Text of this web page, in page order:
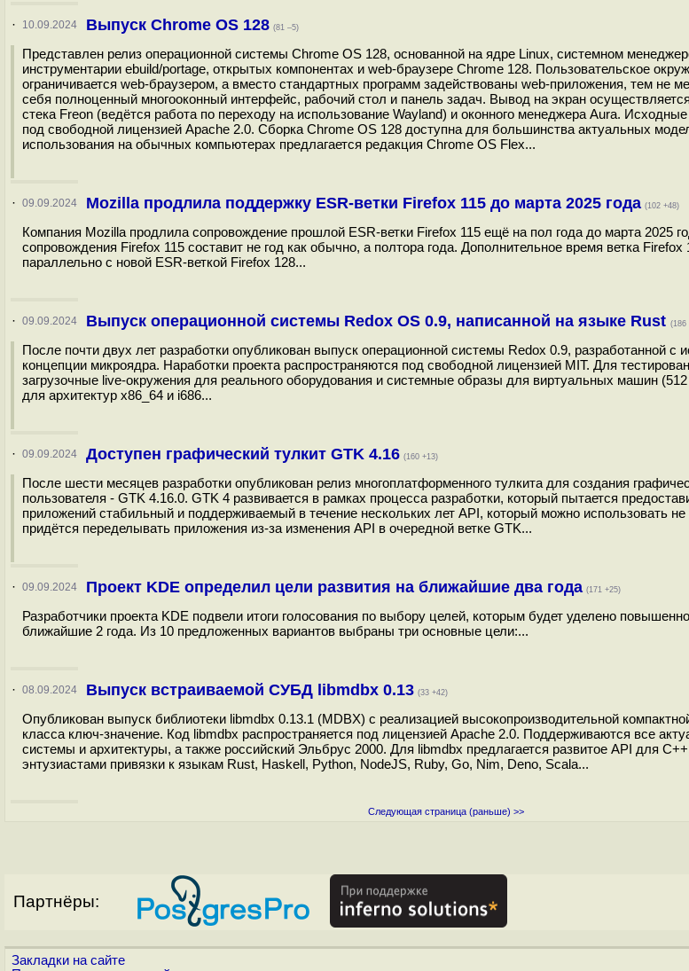
· 10.09.2024 Выпуск Chrome OS 128 (81 –5)
Представлен релиз операционной системы Chrome OS 128, основанной на ядре Linux, системном
инструментарии ebuild/portage, открытых компонентах и web-браузере Chrome 128. Пользовательское
ограничивается web-браузером, а вместо стандартных программ задействованы web-приложения, тем не
себя полноценный многооконный интерфейс, рабочий стол и панель задач. Вывод на экран
стека Freon (ведётся работа по переходу на использование Wayland) и оконного менеджера Aura.
под свободной лицензией Apache 2.0. Сборка Chrome OS 128 доступна для большинства актуальных
использования на обычных компьютерах предлагается редакция Chrome OS Flex...
· 09.09.2024 Mozilla продлила поддержку ESR-ветки Firefox 115 до марта 2025 года (102 +48)
Компания Mozilla продлила сопровождение прошлой ESR-ветки Firefox 115 ещё на пол года до марта 2025
сопровождения Firefox 115 составит не год как обычно, а полтора года. Дополнительное время ветка Firefox
параллельно с новой ESR-веткой Firefox 128...
· 09.09.2024 Выпуск операционной системы Redox OS 0.9, написанной на языке Rust (186
После почти двух лет разработки опубликован выпуск операционной системы Redox 0.9, разработанной с
концепции микроядра. Наработки проекта распространяются под свободной лицензией MIT. Для
загрузочные live-окружения для реального оборудования и системные образы для виртуальных машин
для архитектур x86_64 и i686...
· 09.09.2024 Доступен графический тулкит GTK 4.16 (160 +13)
После шести месяцев разработки опубликован релиз многоплатформенного тулкита для создания
пользователя - GTK 4.16.0. GTK 4 развивается в рамках процесса разработки, который пытается
приложений стабильный и поддерживаемый в течение нескольких лет API, который можно использовать
придётся переделывать приложения из-за изменения API в очередной ветке GTK...
· 09.09.2024 Проект KDE определил цели развития на ближайшие два года (171 +25)
Разработчики проекта KDE подвели итоги голосования по выбору целей, которым будет уделено
ближайшие 2 года. Из 10 предложенных вариантов выбраны три основные цели:...
· 08.09.2024 Выпуск встраиваемой СУБД libmdbx 0.13 (33 +42)
Опубликован выпуск библиотеки libmdbx 0.13.1 (MDBX) с реализацией высокопроизводительной
класса ключ-значение. Код libmdbx распространяется под лицензией Apache 2.0. Поддерживаются все
системы и архитектуры, а также российский Эльбрус 2000. Для libmdbx предлагается развитое API для
энтузиастами привязки к языкам Rust, Haskell, Python, NodeJS, Ruby, Go, Nim, Deno, Scala...
Следующая страница (раньше) >>
Партнёры:
Закладки на сайте